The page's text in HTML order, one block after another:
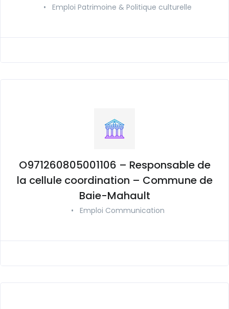
• Emploi Patrimoine & Politique culturelle
O971260805001106 – Responsable de
la cellule coordination – Commune de
Baie-Mahault
• Emploi Communication